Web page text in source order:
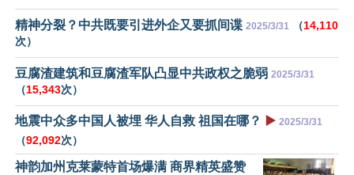
精神分裂？中共既要引进外企又要抓间谍 2025/3/31 （14,110
次）
豆腐渣建筑和豆腐渣军队凸显中共政权之脆弱 2025/3/31
（15,343次）
地震中众多中国人被埋 华人自救 祖国在哪？ ▶️ 2025/3/31
（92,092次）
神韵加州克莱蒙特首场爆满 商界精英盛赞